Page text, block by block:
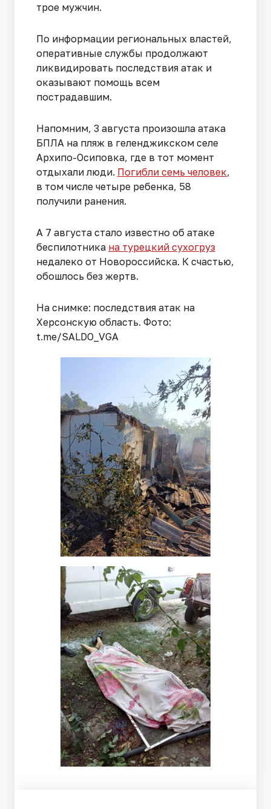
трое мужчин.
По информации региональных властей,
оперативные службы продолжают
ликвидировать последствия атак и
оказывают помощь всем
пострадавшим.
Напомним, 3 августа произошла атака
БПЛА на пляж в геленджикском селе
Архипо-Осиповка, где в тот момент
отдыхали люди. Погибли семь человек,
в том числе четыре ребенка, 58
получили ранения.
А 7 августа стало известно об атаке
беспилотника на турецкий сухогруз
недалеко от Новороссийска. К счастью,
обошлось без жертв.
На снимке: последствия атак на
Херсонскую область. Фото:
t.me/SALDO_VGA